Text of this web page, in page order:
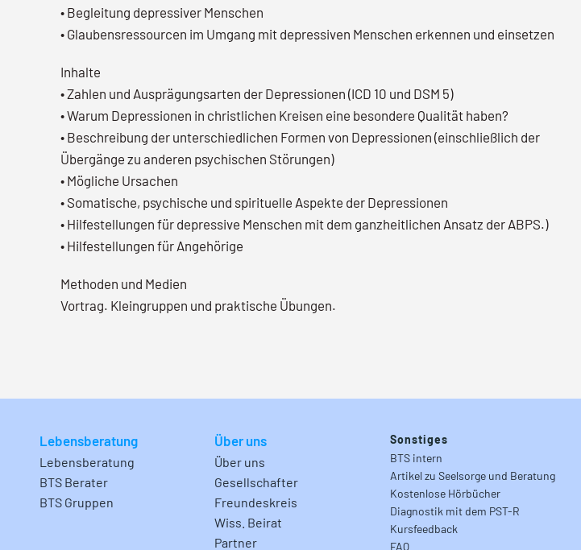
• Begleitung depressiver Menschen
• Glaubensressourcen im Umgang mit depressiven Menschen erkennen und einsetzen
Inhalte
• Zahlen und Ausprägungsarten der Depressionen (ICD 10 und DSM 5)
• Warum Depressionen in christlichen Kreisen eine besondere Qualität haben?
• Beschreibung der unterschiedlichen Formen von Depressionen (einschließlich der
Übergänge zu anderen psychischen Störungen)
• Mögliche Ursachen
• Somatische, psychische und spirituelle Aspekte der Depressionen
• Hilfestellungen für depressive Menschen mit dem ganzheitlichen Ansatz der ABPS.)
• Hilfestellungen für Angehörige
Methoden und Medien
Vortrag. Kleingruppen und praktische Übungen.
Lebensberatung
Lebensberatung
BTS Berater
BTS Gruppen
Über uns
Über uns
Gesellschafter
Freundeskreis
Wiss. Beirat
Partner
Sonstiges
BTS intern
Artikel zu Seelsorge und Beratung
Kostenlose Hörbücher
Diagnostik mit dem PST-R
Kursfeedback
FAQ